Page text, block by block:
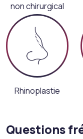
non chirurgical
Rhinoplastie
Questions